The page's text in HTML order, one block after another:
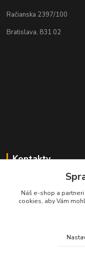
Račianska 2397/100
Bratislava, 831 02
Kontakty
Zákaznícka podpora
+421 903 566 139
(Po-Pia, 8-17 hod.), (So 8-
Náš e-shop a
cookies, aby Vám